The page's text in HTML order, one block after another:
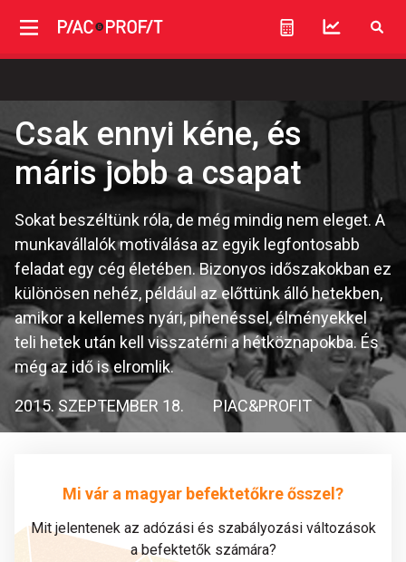
Csak ennyi kéne, és
máris jobb a csapat
Sokat beszéltünk róla, de még mindig nem eleget. A
munkavállalók motiválása az egyik legfontosabb
feladat egy cég életében. Bizonyos időszakokban ez
különösen nehéz, például az előttünk álló hetekben,
amikor a kellemes nyári, pihenéssel, élményekkel
teli hetek után kell visszatérni a hétköznapokba. És
még az idő is elromlik.
2015. SZEPTEMBER 18. PIAC&PROFIT
Mi vár a magyar befektetőkre ősszel?
Mit jelentenek az adózási és szabályozási változások
a befektetők számára?